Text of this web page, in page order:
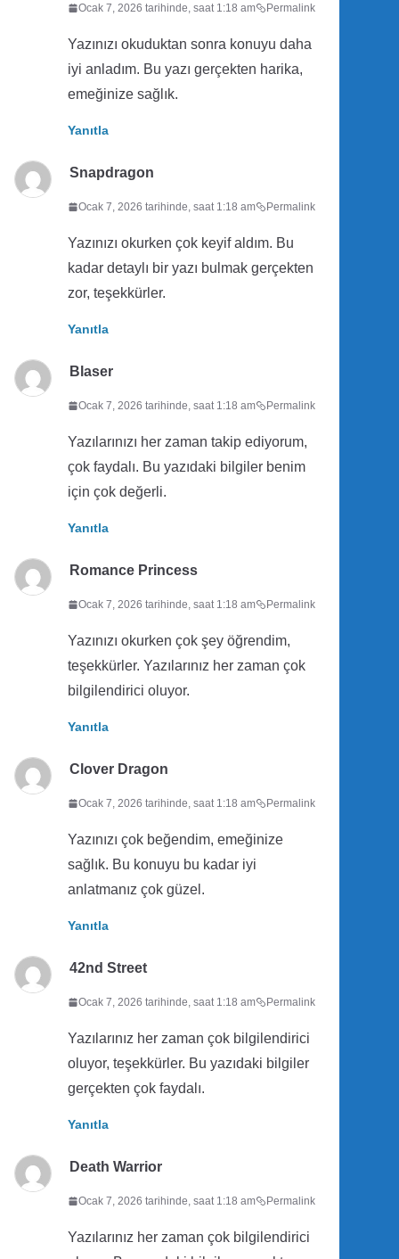
Ocak 7, 2026 tarihinde, saat 1:18 am Permalink
Yazınızı okuduktan sonra konuyu daha
iyi anladım. Bu yazı gerçekten harika,
emeğinize sağlık.
Yanıtla
Snapdragon
Ocak 7, 2026 tarihinde, saat 1:18 am Permalink
Yazınızı okurken çok keyif aldım. Bu
kadar detaylı bir yazı bulmak gerçekten
zor, teşekkürler.
Yanıtla
Blaser
Ocak 7, 2026 tarihinde, saat 1:18 am Permalink
Yazılarınızı her zaman takip ediyorum,
çok faydalı. Bu yazıdaki bilgiler benim
için çok değerli.
Yanıtla
Romance Princess
Ocak 7, 2026 tarihinde, saat 1:18 am Permalink
Yazınızı okurken çok şey öğrendim,
teşekkürler. Yazılarınız her zaman çok
bilgilendirici oluyor.
Yanıtla
Clover Dragon
Ocak 7, 2026 tarihinde, saat 1:18 am Permalink
Yazınızı çok beğendim, emeğinize
sağlık. Bu konuyu bu kadar iyi
anlatmanız çok güzel.
Yanıtla
42nd Street
Ocak 7, 2026 tarihinde, saat 1:18 am Permalink
Yazılarınız her zaman çok bilgilendirici
oluyor, teşekkürler. Bu yazıdaki bilgiler
gerçekten çok faydalı.
Yanıtla
Death Warrior
Ocak 7, 2026 tarihinde, saat 1:18 am Permalink
Yazılarınız her zaman çok bilgilendirici